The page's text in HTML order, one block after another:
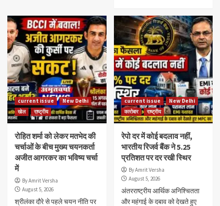
current issue
New Delhi
खेल
राष्ट्रीय
रोहित शर्मा को लेकर मतभेद की
चर्चाओं के बीच मुख्य चयनकर्ता
अजीत आगरकर का भविष्य चर्चा
में
By Amrit Versha
August 5, 2026
श्रीलंका दौरे से पहले चयन नीति पर
current issue
New Delhi
कारोबार
राष्ट्रीय
रेपो दर में कोई बदलाव नहीं,
भारतीय रिजर्व बैंक ने 5.25
प्रतिशत पर दर रखी स्थिर
By Amrit Versha
August 5, 2026
अंतरराष्ट्रीय आर्थिक अनिश्चितता
और महंगाई के दबाव को देखते हुए